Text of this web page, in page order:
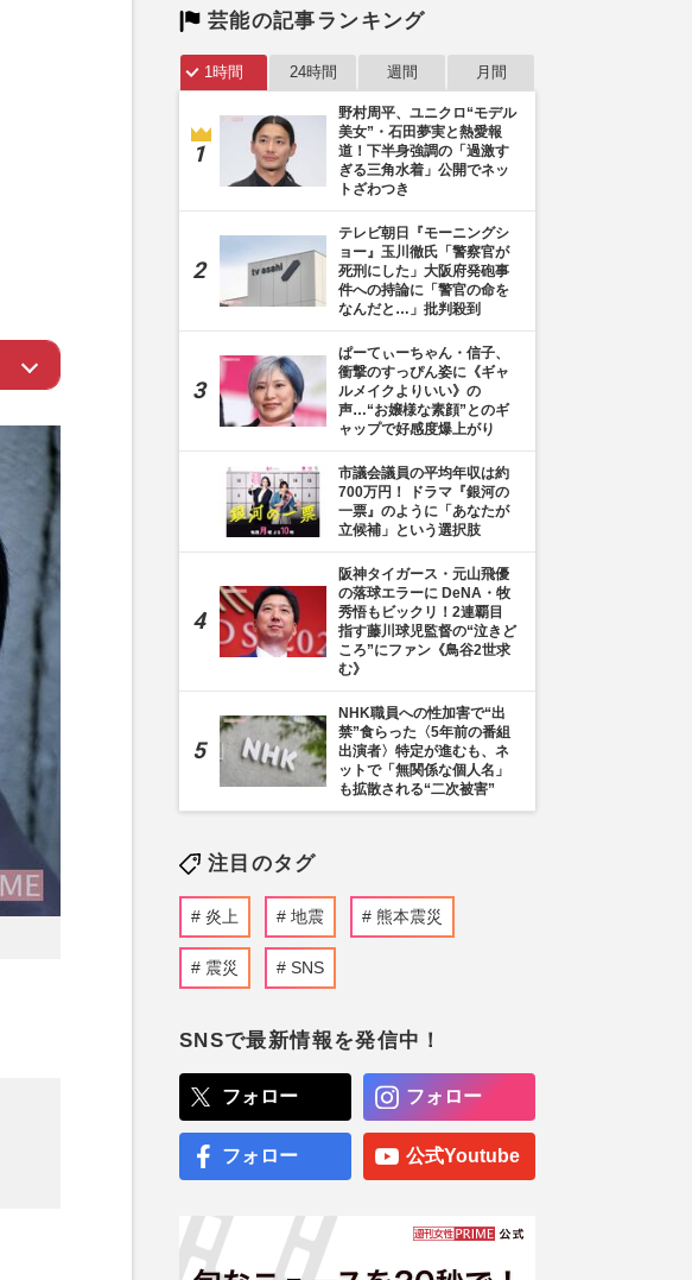
芸能の記事ランキング
1時間 24時間 週間 月間
野村周平、ユニクロ“モデル
美女”・石田夢実と熱愛報
道！下半身強調の「過激す
ぎる三角水着」公開でネッ
トざわつき
テレビ朝日『モーニングシ
ョー』玉川徹氏「警察官が
死刑にした」大阪府発砲事
件への持論に「警官の命を
なんだと…」批判殺到
ぱーてぃーちゃん・信子、
衝撃のすっぴん姿に《ギャ
ルメイクよりいい》の
声…“お嬢様な素顔”とのギ
ャップで好感度爆上がり
市議会議員の平均年収は約
700万円！ ドラマ『銀河の
一票』のように「あなたが
立候補」という選択肢
阪神タイガース・元山飛優
の落球エラーに DeNA・牧
秀悟もビックリ！2連覇目
指す藤川球児監督の“泣きど
ころ”にファン《鳥谷2世求
む》
NHK職員への性加害で“出
禁”食らった〈5年前の番組
出演者〉特定が進むも、ネ
ットで「無関係な個人名」
も拡散される“二次被害”
注目のタグ
炎上 地震 熊本震災
震災 SNS
SNSで最新情報を発信中！
フォロー フォロー
フォロー 公式Youtube